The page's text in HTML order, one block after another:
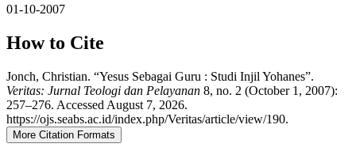
01-10-2007
How to Cite
Jonch, Christian. “Yesus Sebagai Guru : Studi Injil Yohanes”.
Veritas: Jurnal Teologi dan Pelayanan 8, no. 2 (October 1, 2007):
257–276. Accessed August 7, 2026.
https://ojs.seabs.ac.id/index.php/Veritas/article/view/190.
More Citation Formats